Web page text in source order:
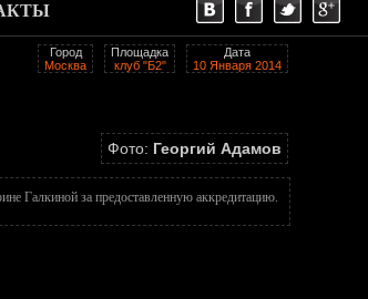
Дата
10 Января 2014
Площадка
клуб "Б2"
Город
Москва
Фото: Георгий Адамов
Галкиной за предоставленную аккредитацию.